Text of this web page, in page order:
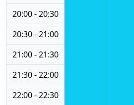
20:00 - 20:30
20:30 - 21:00
21:00 - 21:30
21:30 - 22:00
22:00 - 22:30